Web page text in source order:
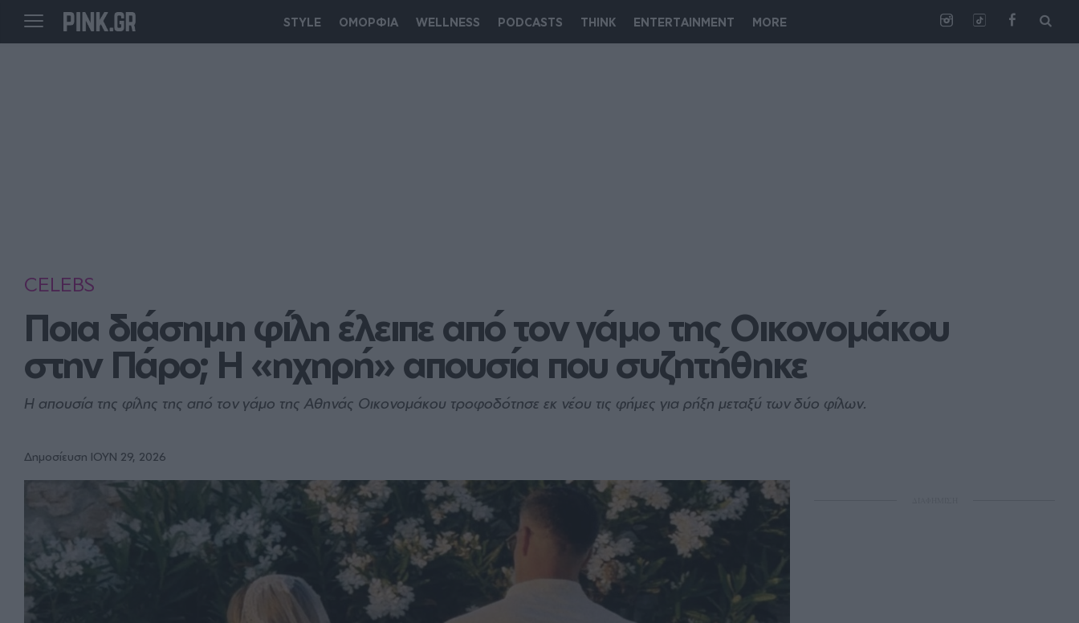
STYLE ΟΜΟΡΦΙΑ WELLNESS PODCASTS THINK ENTERTAINMENT MORE
CELEBS
Ποια διάσημη φίλη έλειπε από τον γάμο της Οικονομάκου
στην Πάρο; Η «ηχηρή» απουσία που συζητήθηκε
Η απουσία της φίλης της από τον γάμο της Αθηνάς Οικονομάκου τροφοδότησε εκ νέου τις φήμες για ρήξη μεταξύ των δύο φίλων.
Δημοσίευση ΙΟΥΝ 29, 2026